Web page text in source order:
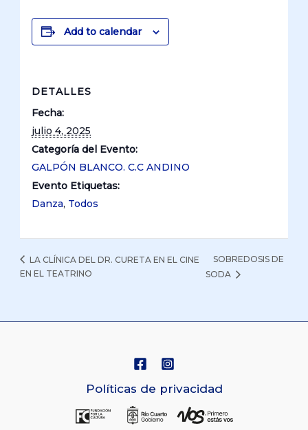
Add to calendar
DETALLES
Fecha:
julio 4, 2025
Categoría del Evento:
GALPÓN BLANCO. C.C ANDINO
Evento Etiquetas:
Danza, Todos
LA CLÍNICA DEL DR. CURETA EN EL CINE
EN EL TEATRINO
SOBREDOSIS DE
SODA
Políticas de privacidad